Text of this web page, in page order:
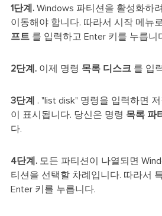
1단계.Windows 파티션을 활성화하
이동해야 합니다. 따라서 시작 메뉴
프트를 입력하고 Enter 키를 누릅니
2단계.이제 명령 목록 디스크를 입
3단계
. "list disk" 명령을 입력하면
이 표시됩니다. 당신은 명령 목록 파
다.
4단계.모든 파티션이 나열되면
티션을 선택할 차례입니다. 따라서
Enter 키를 누릅니다.